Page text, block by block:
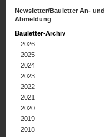
Newsletter/Bauletter An- und
Abmeldung
Bauletter-Archiv
2026
2025
2024
2023
2022
2021
2020
2019
2018